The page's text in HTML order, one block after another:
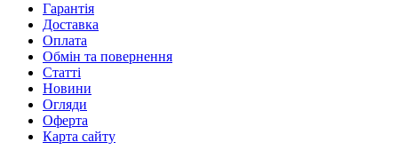
Гарантія
Доставка
Оплата
Обмін та повернення
Cтатті
Новини
Огляди
Оферта
Карта сайту